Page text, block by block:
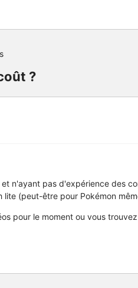
?
n'ayant pas d'expérience des
lite (peut-être pour Pokémon
pour le moment ou vous